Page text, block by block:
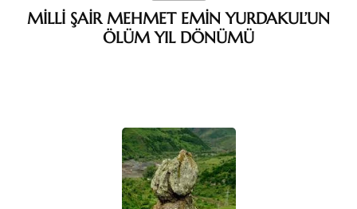
MİLLİ ŞAİR MEHMET EMİN YURDAKUL’UN
ÖLÜM YIL DÖNÜMÜ